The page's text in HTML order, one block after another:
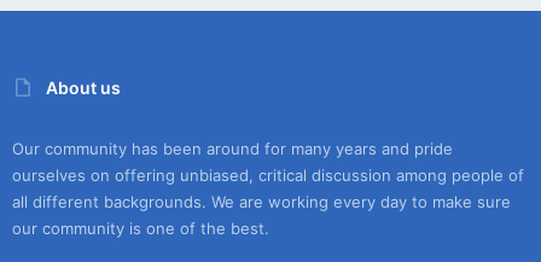
About us
Our community has been around for many years and pride
ourselves on offering unbiased, critical discussion among people of
all different backgrounds. We are working every day to make sure
our community is one of the best.